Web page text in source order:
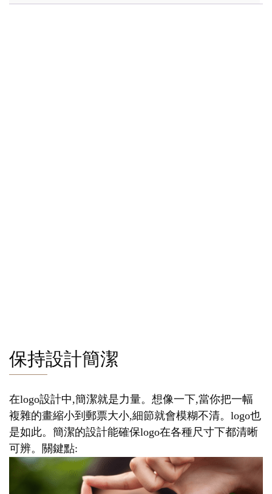
保持設計簡潔
在logo設計中,簡潔就是力量。想像一下,當你把一幅
複雜的畫縮小到郵票大小,細節就會模糊不清。logo也
是如此。簡潔的設計能確保logo在各種尺寸下都清晰
可辨。關鍵點: